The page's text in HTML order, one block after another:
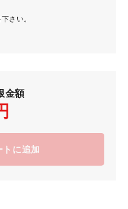
さい。
金額
トに追加